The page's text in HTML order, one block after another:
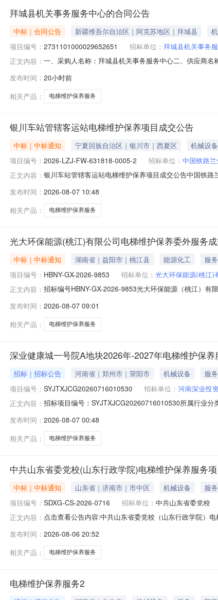
拜城县机关事务服务中心的合同公告
中标｜合同公告 新疆维吾尔自治区｜阿克苏地区｜拜城县
项目编号： 2731101000029652651 招标单位： 拜城县机关事务
正文内容： 一、采购人名称：拜城县机关事务服务中心二、供应商
1.003100031000服务要求或标的基本概况：七、其它事
13999677809传真
发布时间： 20小时前
相关产品：
电梯维护保养服务
银川车站管辖客运站电梯维护保养项目成交公告
中标｜中标通知 宁夏回族自治区｜银川市｜西夏区
机械设备
项目编号： 2026-LZJ-FW-631818-0005-2 招标单位： 中国铁路
正文内容： 银川车站管辖客运站电梯维护保养项目成交公告中国铁
台：（https://cg.95306.cn）四、中标（成交）信息：包
发布时间： 2026-08-07 10:48
相关产品：
电梯维护保养服务
光大环保能源(桃江)有限公司电梯维护保养委外服务
中标｜中标通知 湖南省｜益阳市｜桃江县 能源化工
服务
项目编号： HBNY-GX-2026-9853 招标单位： 光大环保能源(桃江)
正文内容： 招标编号HBNY-GX-2026-9853光大环保能源（桃江）有
发布时间： 2026-08-07 09:01
相关产品：
电梯维护保养服务
深业健康城一号院A地块2026年-2027年电梯维护保
招标｜招标公告 河南省｜郑州市｜荥阳市 机械设备
服务
项目编号： SYJTXJCG20260716010530 招标单位： 河南深业投
正文内容： 招标项目编号：SYJTXJCG20260716010530所属行业
资有限公司标段/包名称：深业健康城一号院A地块2026
发布时间： 2026-08-07 00:48
相关产品：
电梯维护保养服务
中共山东省委党校(山东行政学院)电梯维护保养服务
中标｜中标通知 山东省｜济南市｜市中区 机械设备
服务
项目编号： SDXG-CS-2026-0716 招标单位： 中共山东省委党校
正文内容： 点击查看公告内容:中共山东省委党校（山东行政学院）
发布时间： 2026-08-06 20:52
相关产品：
电梯维护保养服务
电梯维护保养服务2